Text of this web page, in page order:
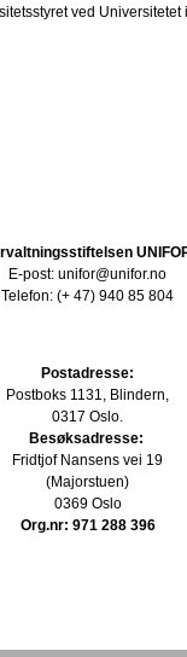
ved Universitetet
E-post: unifor@unifor.no
Telefon: (+ 47) 940 85 804
Postadresse:
Postboks 1131, Blindern,
0317 Oslo.
Besøksadresse:
Fridtjof Nansens vei 19
(Majorstuen)
0369 Oslo
Org.nr: 971 288 396